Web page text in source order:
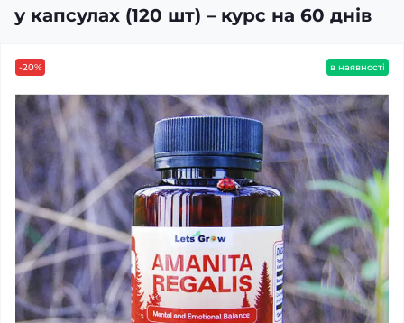
у капсулах (120 шт) – курс на 60 днів
-20% в наявності